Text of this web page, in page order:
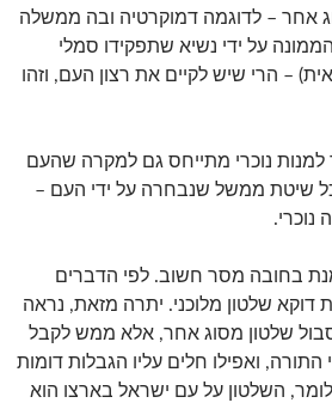
אחר – לדוגמה דמוקרטיה ובה ממשלה
על ידי נשיא שתפקידו סמלי
– הרי שיש לקיים את רצון העם, וזהו
למנות נוכרי מתייחס גם למקרה שהעם
שיטת ממשל שנבחרה על ידי העם –
בחובה מסר חשוב. לפי הדברים
דוקא שלטון מלוכני. יתרה מזאת, נראה
שלטון מסוג אחר, אלא ממש לקבל
ואפילו חלים עליו הגבלות דומות
השלטון על עם ישראל בארצו הוא